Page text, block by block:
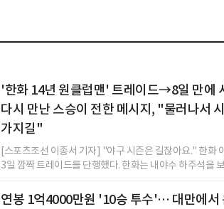
'한화 14년 원클럽맨' 트레이드→8일 만에
다시 만난 스승이 전한 메시지, "물러나서
가지길"
[스포츠조선 이종서 기자] "야구 시즌은 길잖아요." 한화
3일 깜짝 트레이드를 단행했다. 한화는 내야수 하주석을
연봉 1억4000만원 '10승 투수'… 대만에서